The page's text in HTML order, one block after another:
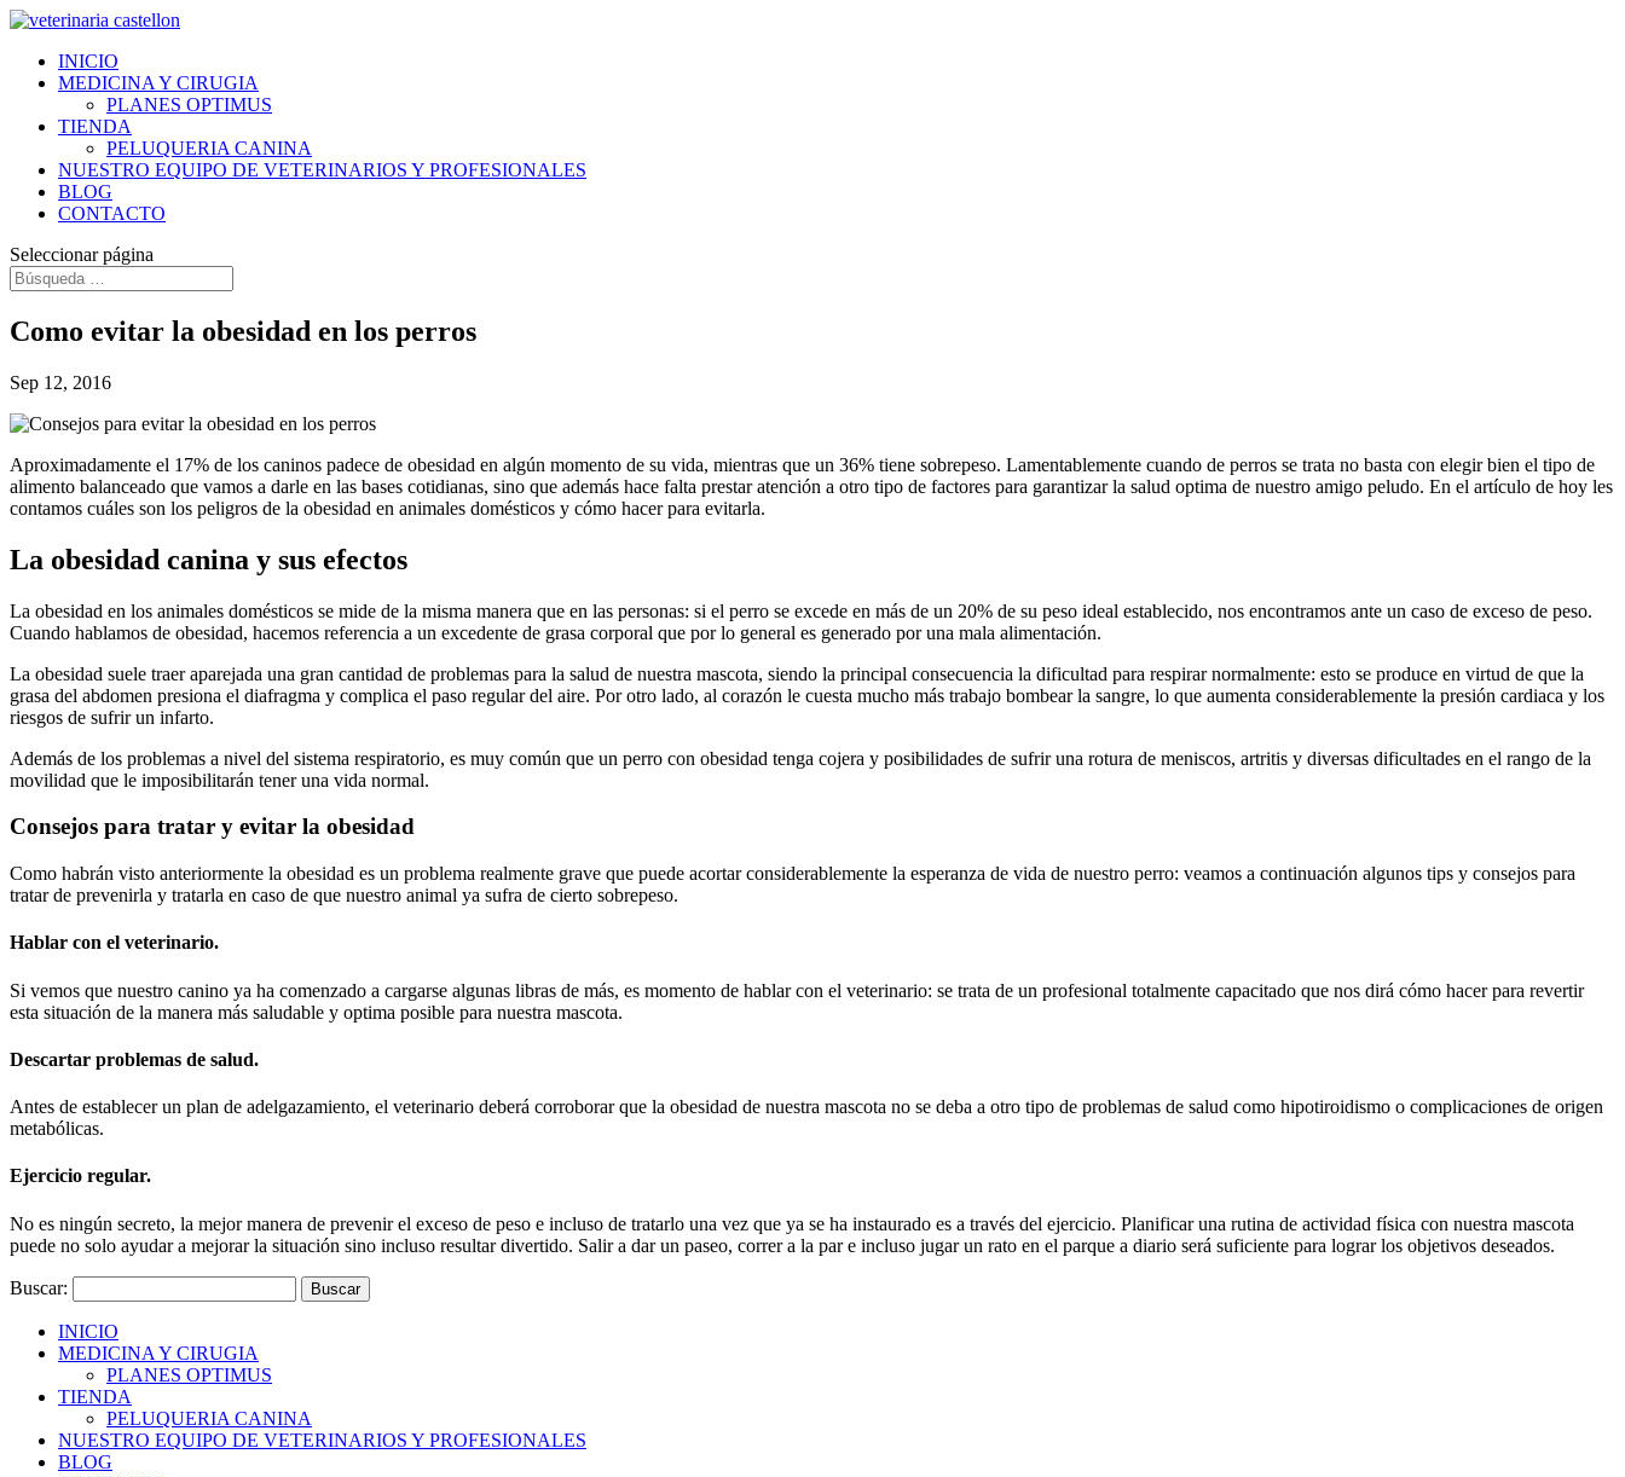
INICIO
MEDICINA Y CIRUGIA
PLANES OPTIMUS
TIENDA
PELUQUERIA CANINA
NUESTRO EQUIPO DE VETERINARIOS Y PROFESIONALES
BLOG
CONTACTO
Seleccionar página
Como evitar la obesidad en los perros
Sep 12, 2016
Aproximadamente el 17% de los caninos padece de obesidad en algún momento de su vida, mientras que un 36% tiene sobrepeso. Lamentablemente cuando de perros se trata no basta con elegir bien el tipo de
alimento balanceado que vamos a darle en las bases cotidianas, sino que además hace falta prestar atención a otro tipo de factores para garantizar la salud optima de nuestro amigo peludo. En el artículo de hoy les
contamos cuáles son los peligros de la obesidad en animales domésticos y cómo hacer para evitarla.
La obesidad canina y sus efectos
La obesidad en los animales domésticos se mide de la misma manera que en las personas: si el perro se excede en más de un 20% de su peso ideal establecido, nos encontramos ante un caso de exceso de peso.
Cuando hablamos de obesidad, hacemos referencia a un excedente de grasa corporal que por lo general es generado por una mala alimentación.
La obesidad suele traer aparejada una gran cantidad de problemas para la salud de nuestra mascota, siendo la principal consecuencia la dificultad para respirar normalmente: esto se produce en virtud de que la
grasa del abdomen presiona el diafragma y complica el paso regular del aire. Por otro lado, al corazón le cuesta mucho más trabajo bombear la sangre, lo que aumenta considerablemente la presión cardiaca y los
riesgos de sufrir un infarto.
Además de los problemas a nivel del sistema respiratorio, es muy común que un perro con obesidad tenga cojera y posibilidades de sufrir una rotura de meniscos, artritis y diversas dificultades en el rango de la
movilidad que le imposibilitarán tener una vida normal.
Consejos para tratar y evitar la obesidad
Como habrán visto anteriormente la obesidad es un problema realmente grave que puede acortar considerablemente la esperanza de vida de nuestro perro: veamos a continuación algunos tips y consejos para
tratar de prevenirla y tratarla en caso de que nuestro animal ya sufra de cierto sobrepeso.
Hablar con el veterinario.
Si vemos que nuestro canino ya ha comenzado a cargarse algunas libras de más, es momento de hablar con el veterinario: se trata de un profesional totalmente capacitado que nos dirá cómo hacer para revertir
esta situación de la manera más saludable y optima posible para nuestra mascota.
Descartar problemas de salud.
Antes de establecer un plan de adelgazamiento, el veterinario deberá corroborar que la obesidad de nuestra mascota no se deba a otro tipo de problemas de salud como hipotiroidismo o complicaciones de origen
metabólicas.
Ejercicio regular.
No es ningún secreto, la mejor manera de prevenir el exceso de peso e incluso de tratarlo una vez que ya se ha instaurado es a través del ejercicio. Planificar una rutina de actividad física con nuestra mascota
puede no solo ayudar a mejorar la situación sino incluso resultar divertido. Salir a dar un paseo, correr a la par e incluso jugar un rato en el parque a diario será suficiente para lograr los objetivos deseados.
Buscar:
INICIO
MEDICINA Y CIRUGIA
PLANES OPTIMUS
TIENDA
PELUQUERIA CANINA
NUESTRO EQUIPO DE VETERINARIOS Y PROFESIONALES
BLOG